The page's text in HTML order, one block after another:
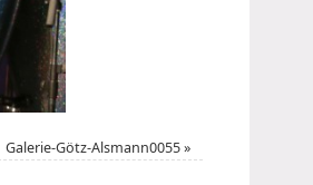
Galerie-Götz-Alsmann0055»